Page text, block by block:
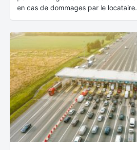
en cas de dommages par le locataire.